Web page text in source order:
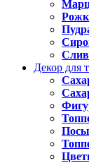
Декор для